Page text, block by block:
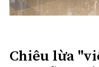
Chiêu lừa